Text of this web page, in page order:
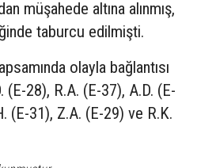
müşahede altına alınmış,
taburcu edilmişti.
olayla bağlantısı
28), R.A. (E-37), A.D. (E-
(E-31), Z.A. (E-29) ve R.K.